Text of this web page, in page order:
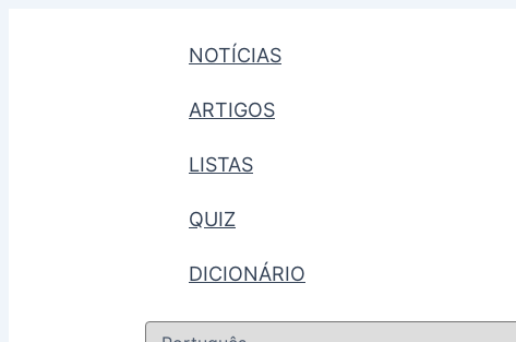
NOTÍCIAS
ARTIGOS
LISTAS
QUIZ
DICIONÁRIO
Escolha